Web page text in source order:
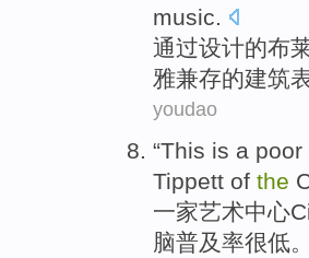
music.
通过设计的布
雅兼存的建筑
youdao
“This is a poor
Tippett of the
一家艺术中心
脑普及率很低 。